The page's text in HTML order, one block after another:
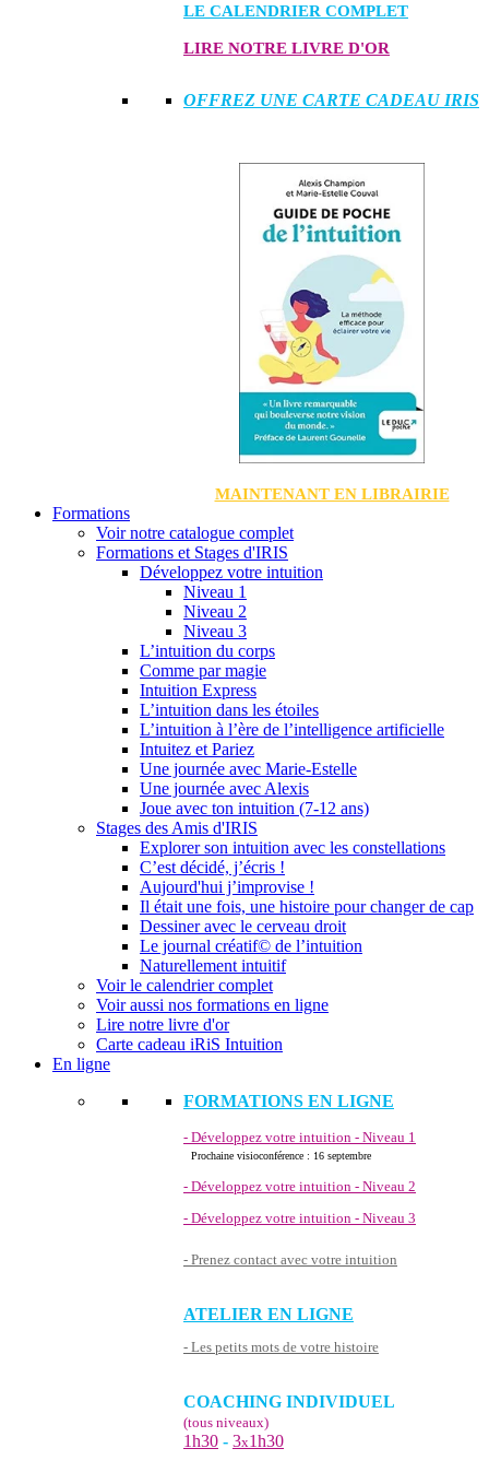
LE CALENDRIER COMPLET
LIRE NOTRE LIVRE D'OR
OFFREZ UNE CARTE CADEAU IRIS
MAINTENANT EN LIBRAIRIE
Formations
Voir notre catalogue complet
Formations et Stages d'IRIS
Développez votre intuition
Niveau 1
Niveau 2
Niveau 3
L’intuition du corps
Comme par magie
Intuition Express
L’intuition dans les étoiles
L’intuition à l’ère de l’intelligence artificielle
Intuitez et Pariez
Une journée avec Marie-Estelle
Une journée avec Alexis
Joue avec ton intuition (7-12 ans)
Stages des Amis d'IRIS
Explorer son intuition avec les constellations
C’est décidé, j’écris !
Aujourd'hui j’improvise !
Il était une fois, une histoire pour changer de cap
Dessiner avec le cerveau droit
Le journal créatif© de l’intuition
Naturellement intuitif
Voir le calendrier complet
Voir aussi nos formations en ligne
Lire notre livre d'or
Carte cadeau iRiS Intuition
En ligne
FORMATIONS EN LIGNE
- Développez votre intuition - Niveau 1
Prochaine visioconférence : 16 septembre
- Développez votre intuition - Niveau 2
- Développez votre intuition - Niveau 3
- Prenez contact avec votre intuition
ATELIER EN LIGNE
- Les petits mots de votre histoire
COACHING INDIVIDUEL
(tous niveaux)
1h30 - 3x1h30